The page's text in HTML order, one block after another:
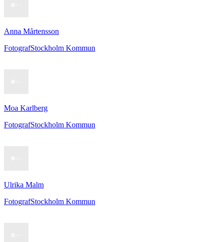
Anna Mårtensson
FotografStockholm Kommun
Moa Karlberg
FotografStockholm Kommun
Ulrika Malm
FotografStockholm Kommun